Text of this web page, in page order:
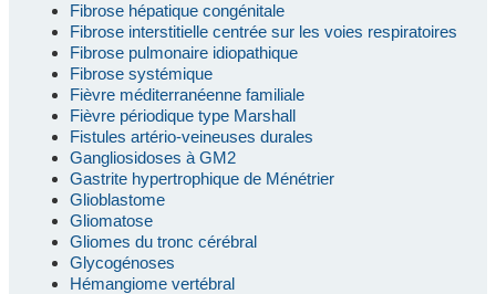
Fibrose hépatique congénitale
Fibrose interstitielle centrée sur les voies respiratoires
Fibrose pulmonaire idiopathique
Fibrose systémique
Fièvre méditerranéenne familiale
Fièvre périodique type Marshall
Fistules artério-veineuses durales
Gangliosidoses à GM2
Gastrite hypertrophique de Ménétrier
Glioblastome
Gliomatose
Gliomes du tronc cérébral
Glycogénoses
Hémangiome vertébral